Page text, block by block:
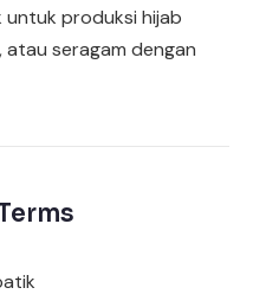
untuk produksi hijab
seragam dengan